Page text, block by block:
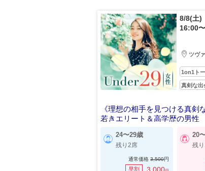
8/8(土)
16:00
ツヴ
1on1ト
真剣な出
《理想の相手を見つける真剣
若きエリート＆高学歴の男性
24〜29歳
残り2席
通常価格3,500円
早割
20
残